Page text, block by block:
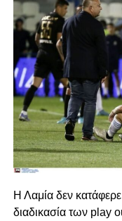
Η Λαμία δεν
διαδικασία των play